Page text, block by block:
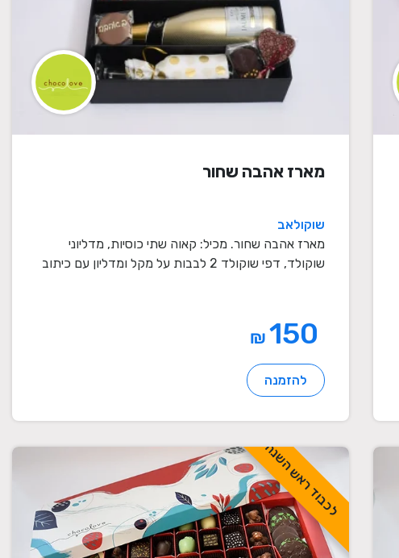
מארז אהבה שחור
שוקולאב
מארז אהבה שחור. מכיל: קאוה שתי כוסיות, מדליוני
שוקולד, דפי שוקולד 2 לבבות על מקל ומדליון עם כיתוב
₪
להזמנה
לכבוד ראש השנה